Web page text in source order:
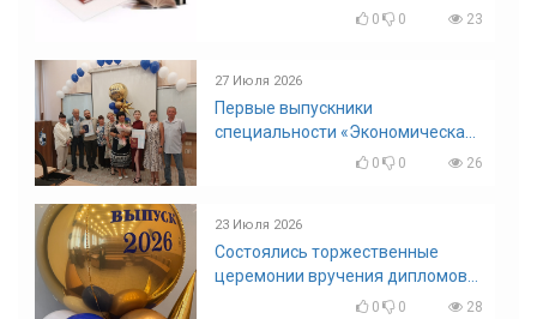
диссертационный совет!
0 0 23
27 Июля 2026
Первые выпускники
специальности «Экономическая
0 0 26
23 Июля 2026
Состоялись торжественные
церемонии вручения дипломов
0 0 28